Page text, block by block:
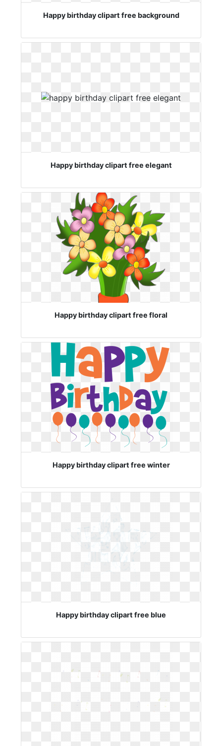
Happy birthday clipart free background
Happy birthday clipart free elegant
Happy birthday clipart free floral
Happy birthday clipart free winter
Happy birthday clipart free blue